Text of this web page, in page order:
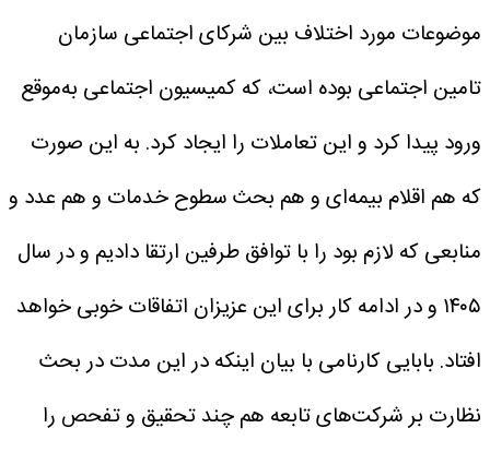
موضوعات مورد اختلاف بین شرکای اجتماعی سازمان
تامین اجتماعی بوده است، که کمیسیون اجتماعی به‌موقع
ورود پیدا کرد و این تعاملات را ایجاد کرد. به این صورت
که هم اقلام بیمه‌ای و هم بحث سطوح خدمات و هم عدد و
منابعی که لازم بود را با توافق طرفین ارتقا دادیم و در سال
۱۴۰۵ و در ادامه کار برای این عزیزان اتفاقات خوبی خواهد
افتاد. بابایی کارنامی با بیان اینکه در این مدت در بحث
نظارت بر شرکت‌های تابعه هم چند تحقیق و تفحص را